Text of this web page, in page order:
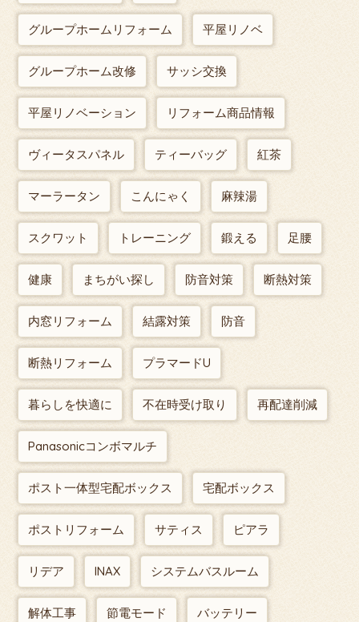
グループホームリフォーム 平屋リノベ
グループホーム改修 サッシ交換
平屋リノベーション リフォーム商品情報
ヴィータスパネル ティーバッグ 紅茶
マーラータン こんにゃく 麻辣湯
スクワット トレーニング 鍛える 足腰
健康 まちがい探し 防音対策 断熱対策
内窓リフォーム 結露対策 防音
断熱リフォーム プラマードU
暮らしを快適に 不在時受け取り 再配達削減
Panasonicコンボマルチ
ポスト一体型宅配ボックス 宅配ボックス
ポストリフォーム サティス ピアラ
リデア INAX システムバスルーム
解体工事 節電モード バッテリー